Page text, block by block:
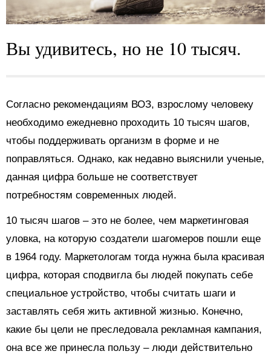
Вы удивитесь, но не 10 тысяч.
Согласно рекомендациям ВОЗ, взрослому человеку
необходимо ежедневно проходить 10 тысяч шагов,
чтобы поддерживать организм в форме и не
поправляться. Однако, как недавно выяснили ученые,
данная цифра больше не соответствует
потребностям современных людей.
10 тысяч шагов – это не более, чем маркетинговая
уловка, на которую создатели шагомеров пошли еще
в 1964 году. Маркетологам тогда нужна была красивая
цифра, которая сподвигла бы людей покупать себе
специальное устройство, чтобы считать шаги и
заставлять себя жить активной жизнью. Конечно,
какие бы цели не преследовала рекламная кампания,
она все же принесла пользу – люди действительно